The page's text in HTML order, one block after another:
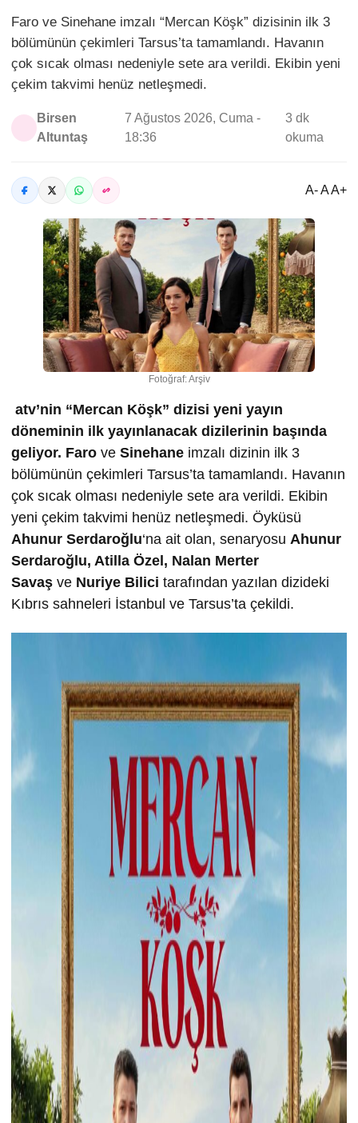
Faro ve Sinehane imzalı “Mercan Köşk” dizisinin ilk 3
bölümünün çekimleri Tarsus’ta tamamlandı. Havanın
çok sıcak olması nedeniyle sete ara verildi. Ekibin yeni
çekim takvimi henüz netleşmedi.
Birsen
Altuntaş
7 Ağustos 2026, Cuma -
18:36
3 dk
okuma
A- A A+
Fotoğraf: Arşiv
atv’nin “Mercan Köşk” dizisi yeni yayın
döneminin ilk yayınlanacak dizilerinin başında
geliyor. Faro ve Sinehane imzalı dizinin ilk 3
bölümünün çekimleri Tarsus’ta tamamlandı. Havanın
çok sıcak olması nedeniyle sete ara verildi. Ekibin
yeni çekim takvimi henüz netleşmedi. Öyküsü
Ahunur Serdaroğlu‘na ait olan, senaryosu Ahunur
Serdaroğlu, Atilla Özel, Nalan Merter
Savaş ve Nuriye Bilici tarafından yazılan dizideki
Kıbrıs sahneleri İstanbul ve Tarsus’ta çekildi.